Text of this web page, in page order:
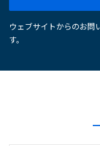
ウェブサイトからのお問
す。